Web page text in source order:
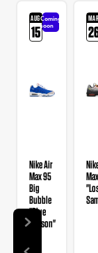
AUG
15
Coming
soon
Nike Air
Max 95
Big
Bubble
"Blue
Lawson"
MAR